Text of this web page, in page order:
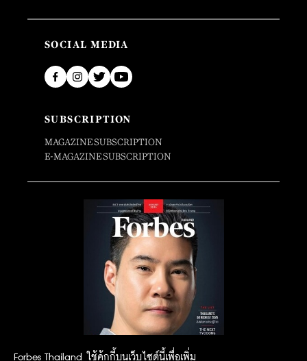
Forbes Thailand ใช้คุ้กกี้บนเว็บไซต์นี้เพื่อเพิ่ม
SOCIAL MEDIA
SUBSCRIPTION
MAGAZINE SUBSCRIPTION
E-MAGAZINE SUBSCRIPTION